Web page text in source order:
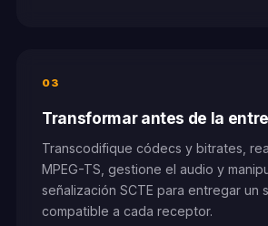
03
Transformar antes de la
Transcodifique códecs y bitrates,
MPEG-TS, gestione el audio y
señalización SCTE para entregar un
compatible a cada receptor.